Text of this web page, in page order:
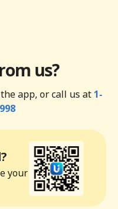
us?
app, or call us at 1-
your